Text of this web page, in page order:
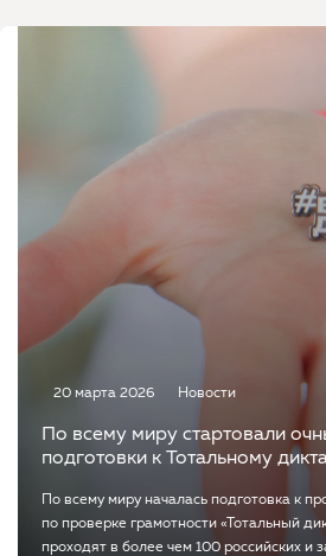
20 марта 2026 Новости
По всему миру стартовали
подготовки к Тотальному
По всему миру началась подготовка к
по проверке грамотности «Тотальный
проходят в более чем 100 российских и